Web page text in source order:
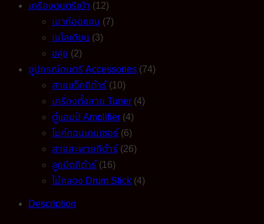
เครื่องดนตรีเป่า (12)
เมาท์ออแกน (7)
เมโลเดียน (3)
ขลุ่ย (2)
อุปกรณ์ดนตรี Accessories (74)
สายแจ็คกีต้าร์ (10)
เครื่องตั้งสาย Tuner (4)
ตู้แอมป์ Amplifier (4)
ไมค์คอนเดนเซอร์ (6)
สายสะพายกีต้าร์ (26)
ลูกบิดกีต้าร์ (16)
ไม้กลอง Drum Stick (4)
Description